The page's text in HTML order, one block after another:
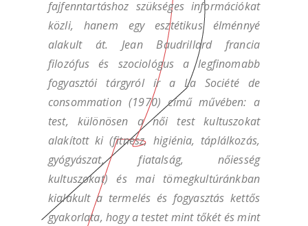
fajfenntartáshoz szükséges információkat
közli, hanem egy esztétikus élménnyé
alakult át. Jean Baudrillard francia
filozófus és szociológus a legfinomabb
fogyasztói tárgyról ír a La Société de
consommation (1970) című művében: a
test, különösen a női test kultuszokat
alakított ki (fitnesz, higiénia, táplálkozás,
gyógyászat, fiatalság, nőiesség
kultuszokat) és mai tömegkultúránkban
kialakult a termelés és fogyasztás kettős
gyakorlata, hogy a testet mint tőkét és mint